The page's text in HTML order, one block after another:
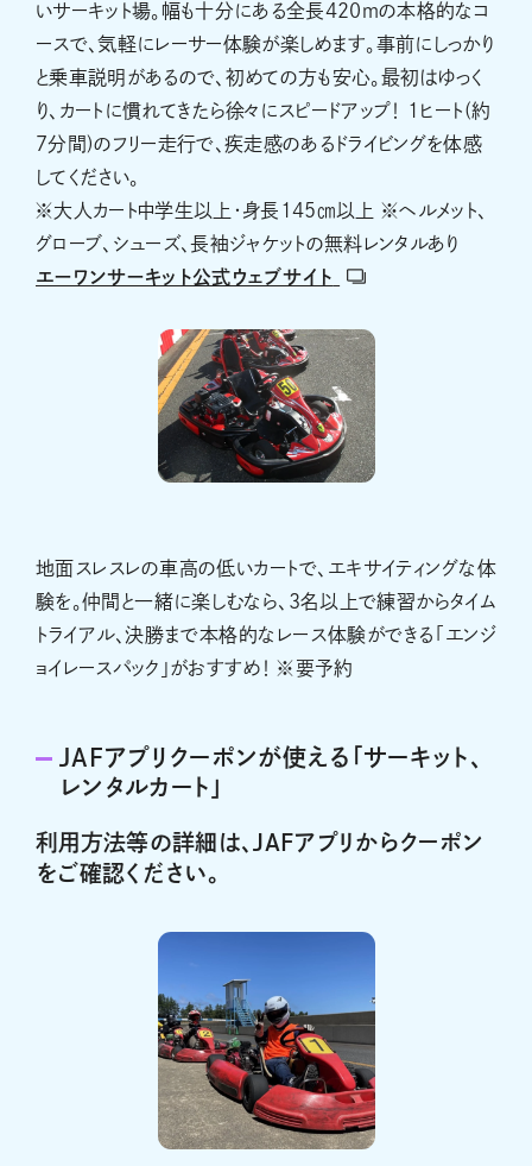
いサーキット場。幅も十分にある全長420ｍの本格的なコ
ースで、気軽にレーサー体験が楽しめます。事前にしっかり
と乗車説明があるので、初めての方も安心。最初はゆっく
り、カートに慣れてきたら徐々にスピードアップ！ 1ヒート(約
7分間)のフリー走行で、疾走感のあるドライビングを体感
してください。
※大人カート中学生以上・身長145㎝以上 ※ヘルメット、
グローブ、シューズ、長袖ジャケットの無料レンタルあり
エーワンサーキット公式ウェブサイト
地面スレスレの車高の低いカートで、エキサイティングな体
験を。仲間と一緒に楽しむなら、3名以上で練習からタイム
トライアル、決勝まで本格的なレース体験ができる「エンジ
ョイレースパック」がおすすめ！ ※要予約
JAFアプリクーポンが使える「サーキット、
レンタルカート」
利用方法等の詳細は、JAFアプリからクーポン
をご確認ください。